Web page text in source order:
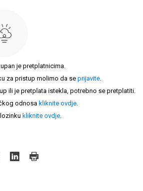
je pretplatnicima.
za pristup molimo da seprijavite.
ili je pretplata istekla, potrebno se pretplatiti.
odnosa kliknite ovdje.
kliknite ovdje.